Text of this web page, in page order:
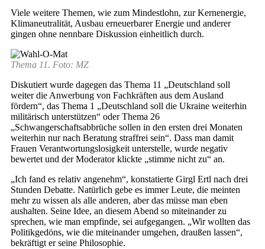
Viele weitere Themen, wie zum Mindestlohn, zur Kernenergie,
Klimaneutralität, Ausbau erneuerbarer Energie und anderer
gingen ohne nennbare Diskussion einheitlich durch.
Thema 11. Foto: MZ
Diskutiert wurde dagegen das Thema 11 „Deutschland soll
weiter die Anwerbung von Fachkräften aus dem Ausland
fördern“, das Thema 1 „Deutschland soll die Ukraine weiterhin
militärisch unterstützen“ oder Thema 26
„Schwangerschaftsabbrüche sollen in den ersten drei Monaten
weiterhin nur nach Beratung straffrei sein“. Dass man damit
Frauen Verantwortungslosigkeit unterstelle, wurde negativ
bewertet und der Moderator klickte „stimme nicht zu“ an.
„Ich fand es relativ angenehm“, konstatierte Girgl Ertl nach drei
Stunden Debatte. Natürlich gebe es immer Leute, die meinten
mehr zu wissen als alle anderen, aber das müsse man eben
aushalten. Seine Idee, an diesem Abend so miteinander zu
sprechen, wie man empfinde, sei aufgegangen. „Wir wollten das
Politikgedöns, wie die miteinander umgehen, draußen lassen“,
bekräftigt er seine Philosophie.